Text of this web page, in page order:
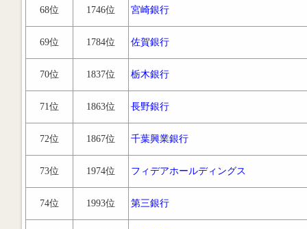
68位 1746位 宮崎銀行
69位 1784位 佐賀銀行
70位 1837位 栃木銀行
71位 1863位 長野銀行
72位 1867位 千葉興業銀行
73位 1974位 フィデアホールディングス
74位 1993位 第三銀行